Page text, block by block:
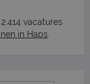
vacatures
in Haps